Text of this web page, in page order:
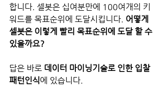
합니다. 셀봇은 십여분만에 100여개의 키
워드를 목표순위에 도달시킵니다. 어떻게
셀봇은 이렇게 빨리 목표순위에 도달 할 수
있을까요?
답은 바로 데이터 마이닝기술로 인한 입찰
패턴인식에 있습니다.